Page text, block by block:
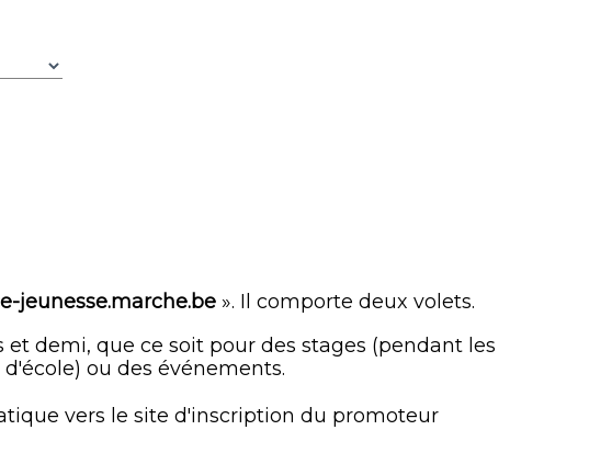
jeunesse.marche.be». Il comporte deux volets.
demi, que ce soit pour des stages (pendant les
ou des événements.
vers le site d'inscription du promoteur